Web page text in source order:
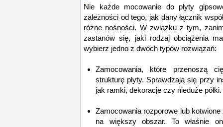
Nie każde mocowanie do płyty
zależności od tego, jak dany łącznik
różne nośności. W związku z tym,
zastanów się, jaki rodzaj obciążenia
wybierz jedno z dwóch typów rozwiązań:
Zamocowania, które przenoszą
strukturę płyty. Sprawdzają się przy
jak ramki, dekoracje czy nieduże półki.
Zamocowania rozporowe lub kotwione
na większy obszar. To właśnie